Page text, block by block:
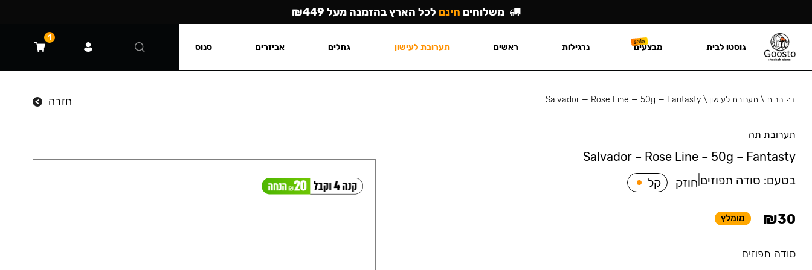
דף הבית\ תערובת לעישון \
Salvador — Rose Line — 50g — Fantasty חזרה
תערובת תה
Salvador – Rose Line – 50g – Fantasty
בטעם: סודה תפוזים חוזק קל
₪30 מומלץ
סודה תפוזים
משלוחים חינם לכל הארץ בהזמנה מעל ₪449
גוסטו לבית מבצעים נרגילות ראשים תערובת לעישון גחלים אביזרים סנוס
1